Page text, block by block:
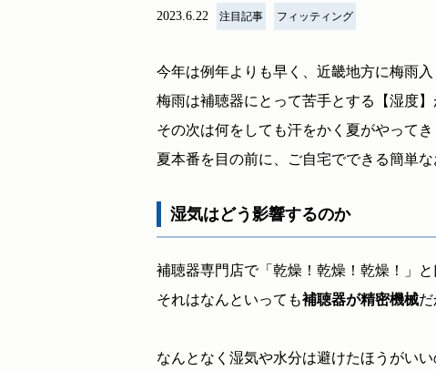
2023.6.22 注目記事 フィッティング
今年は例年よりも早く、近畿地方に梅雨入
梅雨は補聴器にとって苦手とする【湿度
その次は何をしても汗をかく夏がやって
夏本番を目の前に、ご自宅でできる簡単
湿気はどう影響するのか
補聴器専門店で「乾燥！乾燥！乾燥！」
それはなんといっても補聴器が精密機械だ
なんとなく湿気や水分は避けたほうがいい